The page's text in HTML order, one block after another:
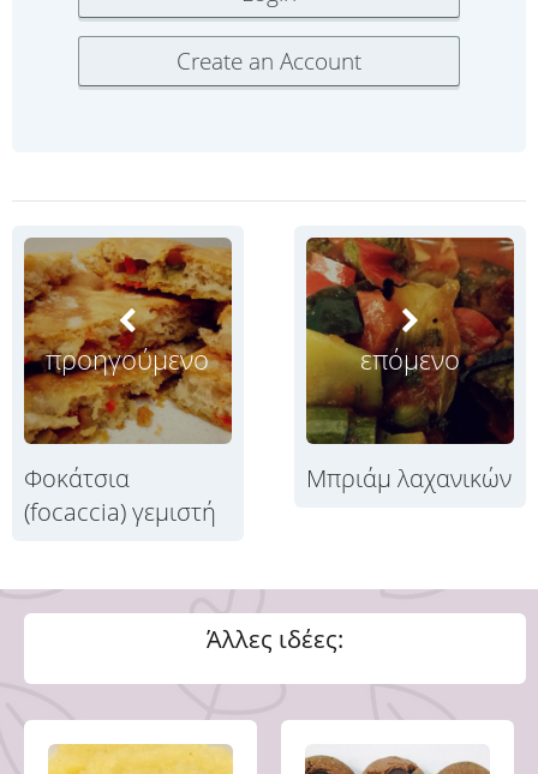
προηγούμενο
Φοκάτσια
(focaccia) γεμιστή
επόμενο
Μπριάμ λαχανικών
Άλλες ιδέες: